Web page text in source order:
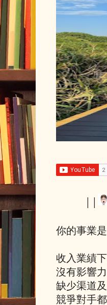
你的事業
收入業績
沒有影響
缺少渠道
競爭對手